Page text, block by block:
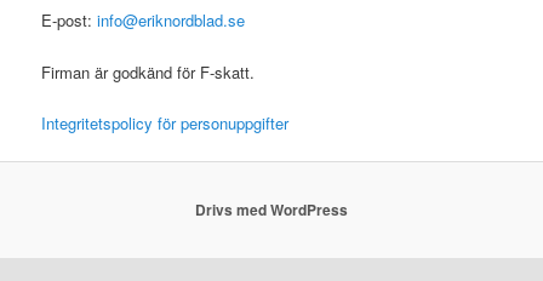
E-post:info@eriknordblad.se
Firman är godkänd för F-skatt.
Integritetspolicy för personuppgifter
Drivs med WordPress